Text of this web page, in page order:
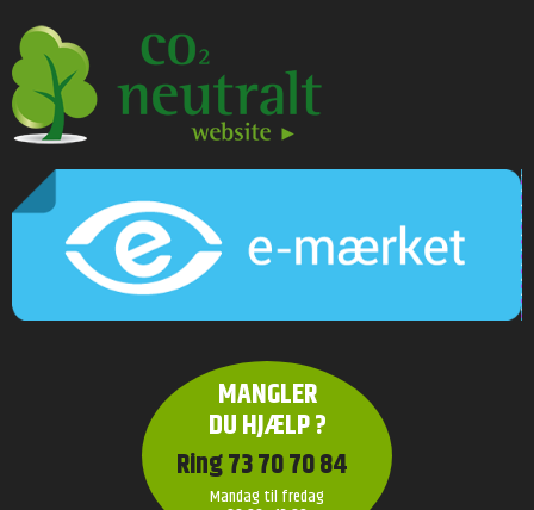
MANGLER
DU HJÆLP ?
Ring 73 70 70 84
Mandag til fredag